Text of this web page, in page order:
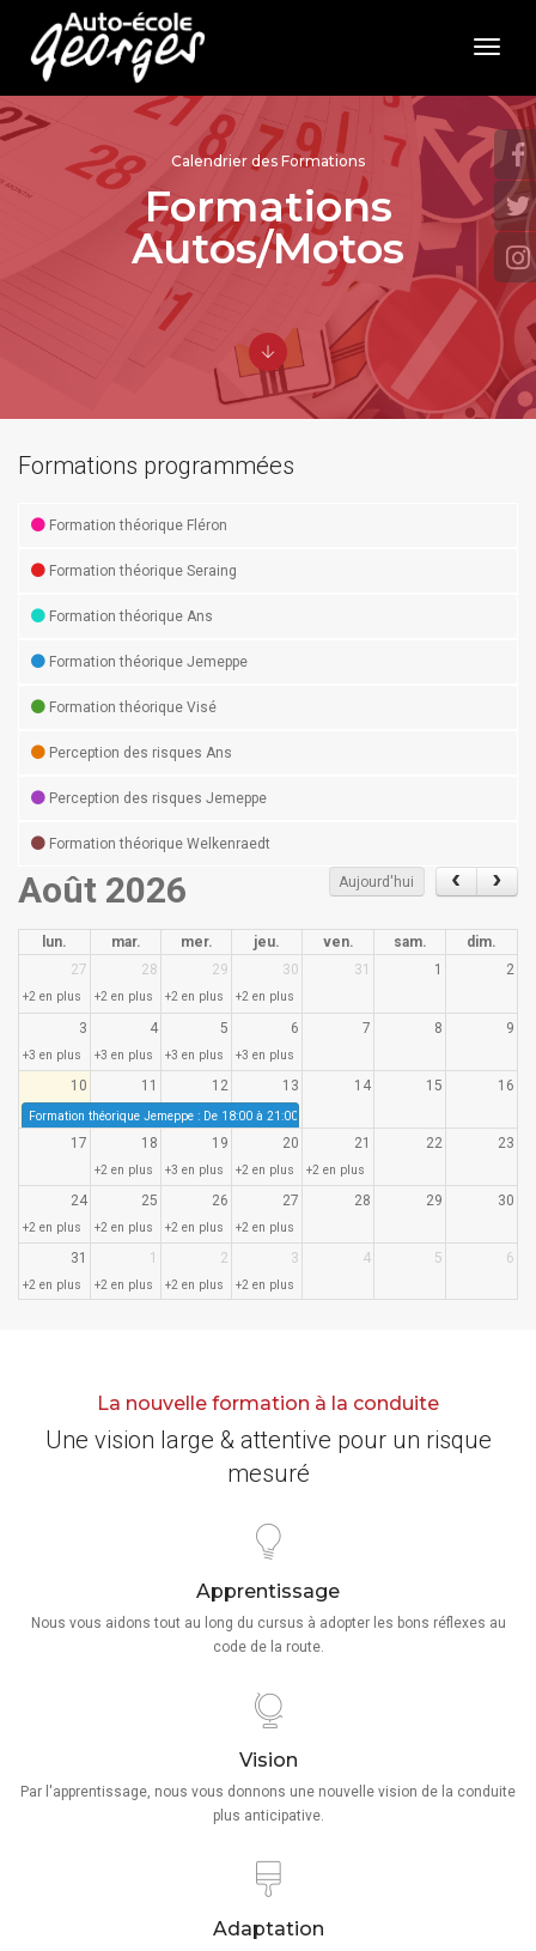
Calendrier des Formations
Formations
Autos/Motos
Formations programmées
Formation théorique Fléron
Formation théorique Seraing
Formation théorique Ans
Formation théorique Jemeppe
Formation théorique Visé
Perception des risques Ans
Perception des risques Jemeppe
Formation théorique Welkenraedt
Août 2026 Aujourd'hui
lun. mar. mer. jeu. ven. sam.
dim.
27
28 29 30 31 1 2
+2 en plus +2 en plus +2 en plus +2 en plus
3 4 5 6 7 8 9
+3 en plus +3 en plus +3 en plus +3 en plus
10 11 12 13 14 15 16
Formation théorique Jemeppe : De 18:00 à 21:00
17 18 19 20 21 22 23
+2 en plus +3 en plus +2 en plus +2 en plus
24 25 26 27 28 29 30
+2 en plus +2 en plus +2 en plus +2 en plus
31 1 2 3 4 5 6
+2 en plus +2 en plus +2 en plus +2 en plus
La nouvelle formation à la conduite
Une vision large & attentive pour un risque
mesuré
Apprentissage
Nous vous aidons tout au long du cursus à adopter les bons réflexes au
code de la route.
Vision
Par l'apprentissage, nous vous donnons une nouvelle vision de la conduite
plus anticipative.
Adaptation